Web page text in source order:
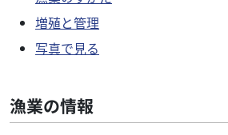
増殖と管理
写真で見る
漁業の情報